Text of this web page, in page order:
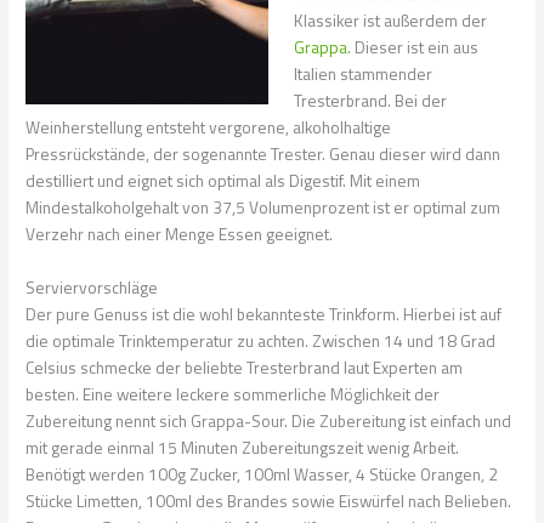
Klassiker ist außerdem der
Grappa. Dieser ist ein aus
Italien stammender
Tresterbrand. Bei der
Weinherstellung entsteht vergorene, alkoholhaltige
Pressrückstände, der sogenannte Trester. Genau dieser wird dann
destilliert und eignet sich optimal als Digestif. Mit einem
Mindestalkoholgehalt von 37,5 Volumenprozent ist er optimal zum
Verzehr nach einer Menge Essen geeignet.
Serviervorschläge
Der pure Genuss ist die wohl bekannteste Trinkform. Hierbei ist auf
die optimale Trinktemperatur zu achten. Zwischen 14 und 18 Grad
Celsius schmecke der beliebte Tresterbrand laut Experten am
besten. Eine weitere leckere sommerliche Möglichkeit der
Zubereitung nennt sich Grappa-Sour. Die Zubereitung ist einfach und
mit gerade einmal 15 Minuten Zubereitungszeit wenig Arbeit.
Benötigt werden 100g Zucker, 100ml Wasser, 4 Stücke Orangen, 2
Stücke Limetten, 100ml des Brandes sowie Eiswürfel nach Belieben.